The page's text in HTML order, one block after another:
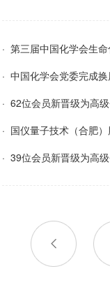
· 第三届中国化学会生
· 中国化学会党委完成
· 62位会员新晋级为高
· 国仪量子技术（合肥
· 39位会员新晋级为高